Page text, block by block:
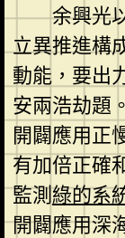
余興光
立異推進構
動能，要出
安兩浩劫題
開闢應用正
有加倍正確
監測綠的系
開闢應用深